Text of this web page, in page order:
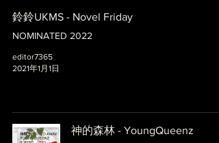
鈴鈴UKMS - Novel Friday
NOMINATED 2022
editor7365
2021年1月1日
神的森林 - YoungQueenz